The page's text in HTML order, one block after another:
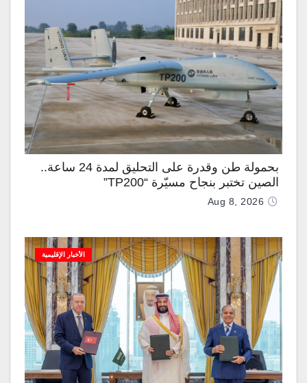
بحمولة طن وقدرة على التحليق لمدة 24 ساعة..
الصين تختبر بنجاح مسيّرة “TP200”
Aug 8, 2026
الأخبار الإقليمية